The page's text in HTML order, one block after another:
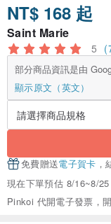
NT$ 168 起
Saint Marie
5
部分商品資訊是由
顯示原文（英文）
免費贈送電子賀卡
現在下單預估 8/16~8/
Pinkoi 代開電子發票，